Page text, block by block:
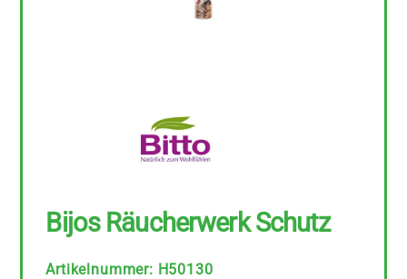
Bijos Räucherwerk Schutz
Artikelnummer: H50130